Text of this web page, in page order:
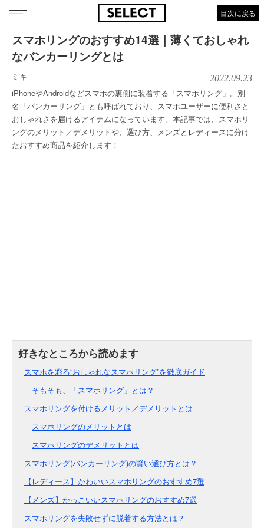
目次に戻る
スマホリングのおすすめ14選｜薄くておしゃれ
なバンカーリングとは
ミキ 2022.09.23
iPhoneやAndroidなどスマホの裏側に装着する「スマホリング」。別
名「バンカーリング」とも呼ばれており、スマホユーザーに便利さと
おしゃれさを届けるアイテムになっています。本記事では、スマホリ
ングのメリット／デメリットや、選び方、メンズとレディースに分け
たおすすめ商品を紹介します！
スマホを彩る“おしゃれなスマホリング”を徹底ガイド
そもそも、「スマホリング」とは？
スマホリングを付けるメリット／デメリットとは
スマホリングのメリットとは
スマホリングのデメリットとは
スマホリング(バンカーリング)の賢い選び方とは？
【レディース】かわいいスマホリングのおすすめ7選
【メンズ】かっこいいスマホリングのおすすめ7選
スマホリングを失敗せずに脱着する方法とは？